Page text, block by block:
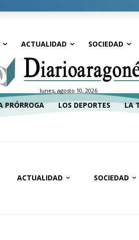
ACTUALIDAD SOCIEDAD
lunes, agosto 10, 2026
PRÓRROGA LOS DEPORTES LA
ACTUALIDAD SOCIEDAD